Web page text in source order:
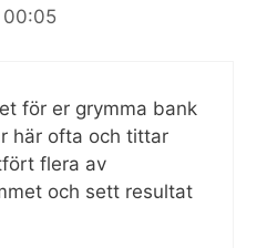
00:05
för er grymma bank
här ofta och tittar
flera av
och sett resultat